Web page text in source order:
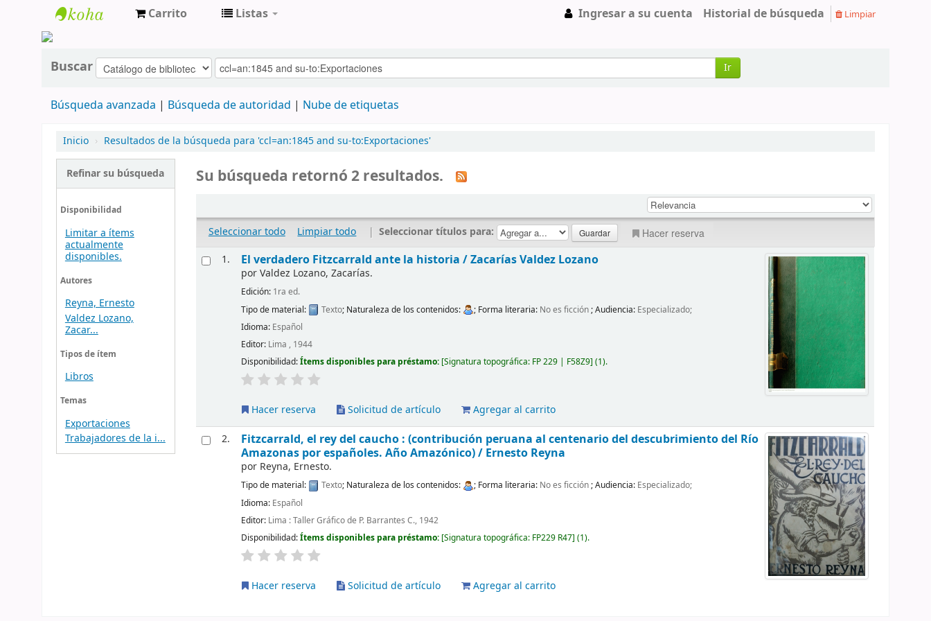
Carrito Listas Ingresar a su cuenta Historial de búsqueda Limpiar
Buscar Ir
Búsqueda avanzada Búsqueda de autoridad Nube de etiquetas
Inicio › Resultados de la búsqueda para 'ccl=an:1845 and su-to:Exportaciones'
Refinar su búsqueda
Disponibilidad
Limitar a ítems
actualmente
disponibles.
Autores
Reyna, Ernesto
Valdez Lozano,
Zacar...
Tipos de ítem
Libros
Temas
Exportaciones
Trabajadores de la i...
Su búsqueda retornó 2 resultados.
Seleccionar todo Limpiar todo | Seleccionar títulos para: Hacer reserva
1. El verdadero Fitzcarrald ante la historia /Zacarías Valdez Lozano
porValdez Lozano, Zacarías.
Edición: 1ra ed.
Tipo de material:
Texto; Naturaleza de los contenidos: ; Forma literaria: No es ficción ; Audiencia: Especializado;
Idioma: Español
Editor: Lima , 1944
Disponibilidad:Ítems disponibles para préstamo: Signatura topográfica: FP 229 | F58Z9 (1).
Hacer reserva Solicitud de artículo
Agregar al carrito
2.
Fitzcarrald, el rey del caucho : (contribución peruana al centenario del descubrimiento del Río
Amazonas por españoles. Año Amazónico) / Ernesto Reyna
por Reyna, Ernesto.
Tipo de material: Texto; Naturaleza de los contenidos: ; Forma literaria: No es ficción; Audiencia: Especializado;
Idioma: Español
Editor: Lima : Taller Gráfico de P. Barrantes C., 1942
Disponibilidad:Ítems disponibles para préstamo: Signatura topográfica: FP229 R47 (1).
Hacer reserva Solicitud de artículo Agregar al carrito